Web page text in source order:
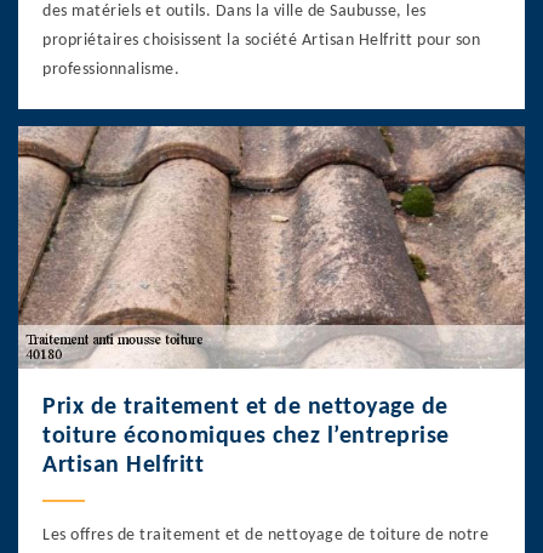
des matériels et outils. Dans la ville de Saubusse, les
propriétaires choisissent la société Artisan Helfritt pour son
professionnalisme.
Prix de traitement et de nettoyage de
toiture économiques chez l’entreprise
Artisan Helfritt
Les offres de traitement et de nettoyage de toiture de notre